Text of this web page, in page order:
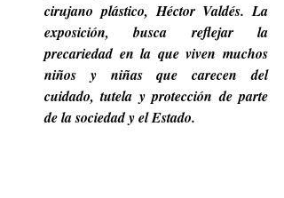
cirujano plástico, Héctor Valdés. La
exposición, busca reflejar la
precariedad en la que viven muchos
niños y niñas que carecen del
cuidado, tutela y protección de parte
de la sociedad y el Estado.